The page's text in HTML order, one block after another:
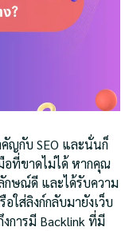
ญกับ SEO และนั่นก็
อที่ขาดไม่ได้ หากคุณ
กษณ์ดี และได้รับความ
ใส่ลิงก์กลับมายังเว็บ
การมี Backlink ที่มี